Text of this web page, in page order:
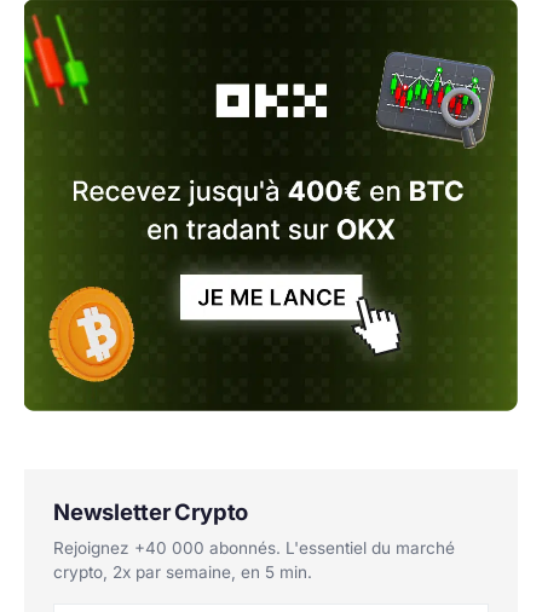
Newsletter Crypto
Rejoignez +40 000 abonnés. L'essentiel du marché
crypto, 2x par semaine, en 5 min.